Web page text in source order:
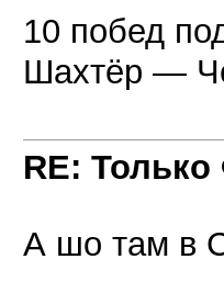
10 побед
Шахтёр —
RE:
А шо там в